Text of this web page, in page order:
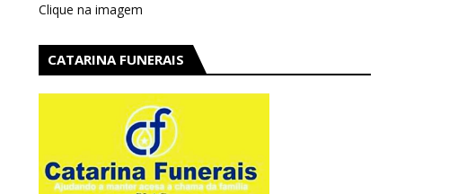
Clique na imagem
CATARINA FUNERAIS